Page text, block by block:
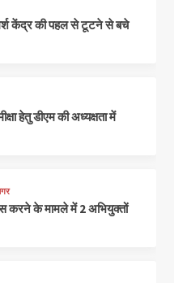
केंद्र की पहल से टूटने से बचे
हेतु डीएम की अध्यक्षता में
करने के मामले में 2 अभियुक्तों